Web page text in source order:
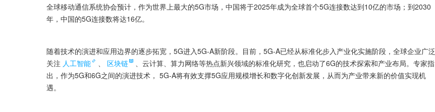
全球移动通信系统协会预计，作为世界上最大的5G市场，中国将于2025年成为全球首个5G连接数达到10亿的市场；到2030
年，中国的5G连接数将达16亿。
随着技术的演进和应用边界的逐步拓宽，5G进入5G-A新阶段。目前，5G-A已经从标准化步入产业化实施阶段，全球企业广泛
关注 人工智能 、 区块链
、云计算、算力网络等热点新兴领域的标准化研究，也启动了6G的技术探索和产业布局。专家指
出，作为5G和6G之间的演进技术， 5G-A将有效支撑5G应用规模增长和数字化创新发展，从而为产业带来新的价值实现机
遇。